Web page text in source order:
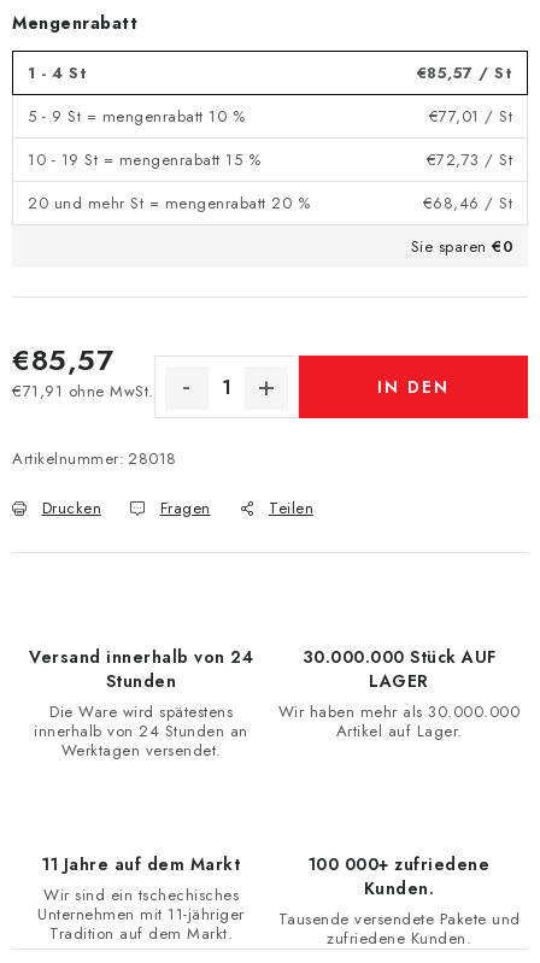
Mengenrabatt
1 - 4 St €85,57 / St
5 - 9 St = mengenrabatt 10 %
€77,01 / St
10 - 19 St = mengenrabatt 15 %
€72,73 / St
20 und mehr St = mengenrabatt 20 %
€68,46 / St
Sie sparen €0
€85,57
€71,91 ohne MwSt. IN DEN
Artikelnummer: 28018
Drucken Fragen Teilen
Versand innerhalb von 24
Stunden
Die Ware wird spätestens
innerhalb von 24 Stunden an
Werktagen versendet.
30.000.000 Stück AUF
LAGER
Wir haben mehr als 30.000.000
Artikel auf Lager.
11 Jahre auf dem Markt
Wir sind ein tschechisches
Unternehmen mit 11-jähriger
Tradition auf dem Markt.
100 000+ zufriedene
Kunden.
Tausende versendete Pakete und
zufriedene Kunden.